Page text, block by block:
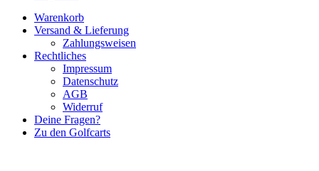
Warenkorb
Versand & Lieferung
Zahlungsweisen
Rechtliches
Impressum
Datenschutz
AGB
Widerruf
Deine Fragen?
Zu den Golfcarts